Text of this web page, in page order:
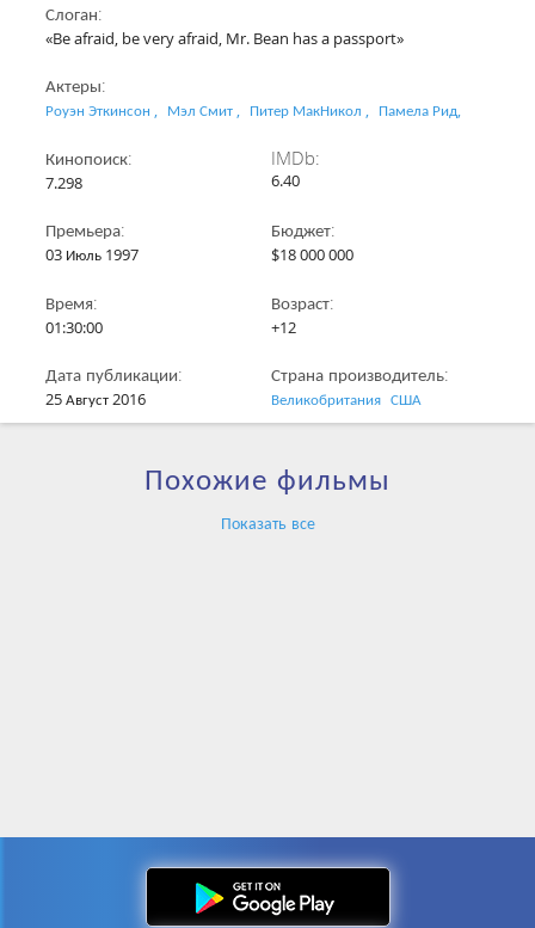
Слоган:
«Be afraid, be very afraid, Mr. Bean has a passport»
Актеры:
Роуэн Эткинсон , Мэл Смит , Питер МакНикол , Памела Рид,
Кинопоиск:
7.298
IMDb:
6.40
Премьера:
03 Июль 1997
Бюджет:
$18 000 000
Время:
01:30:00
Возраст:
+12
Дата публикации:
25 Август 2016
Страна производитель:
Великобритания США
Похожие фильмы
Показать все